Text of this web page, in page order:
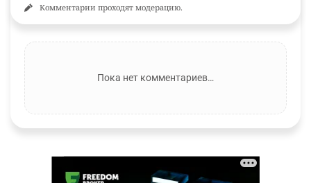
Комментарии проходят модерацию.
Пока нет комментариев…